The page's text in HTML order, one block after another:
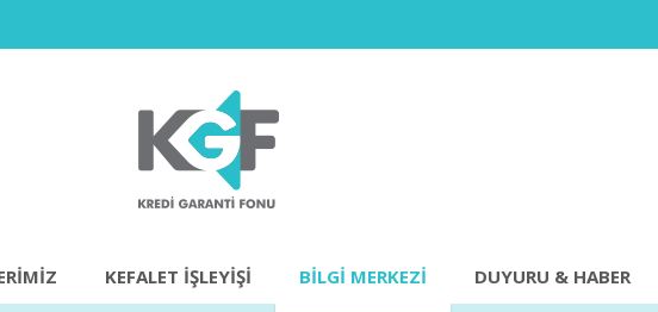
KEFALET İŞLEYİŞİ BILGI MERKEZI DUYURU & HABER